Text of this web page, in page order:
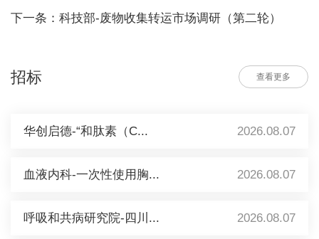
下一条：科技部-废物收集转运市场调研（第二轮）
招标 查看更多
华创启德-“和肽素（C... 2026.08.07
血液内科-一次性使用胸... 2026.08.07
呼吸和共病研究院-四川... 2026.08.07